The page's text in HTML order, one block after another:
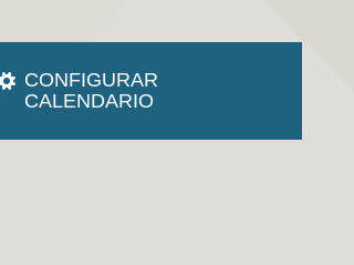
CONFIGURAR
CALENDARIO